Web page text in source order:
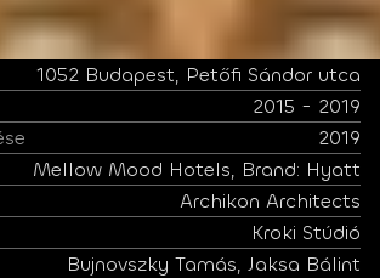
1052 Budapest, Petőfi Sándor utca
2015 - 2019
2019
Mellow Mood Hotels, Brand: Hyatt
Archikon Architects
Kroki Stúdió
Bujnovszky Tamás, Jaksa Bálint